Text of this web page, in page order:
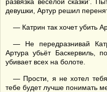
девушки, Артур решил
— Катрин так хочет убить
— Не передразнивай
Артура убьёт Баскервиль,
убивает всех на болоте.
— Прости, я не хотел
тебе будет лучше понимать